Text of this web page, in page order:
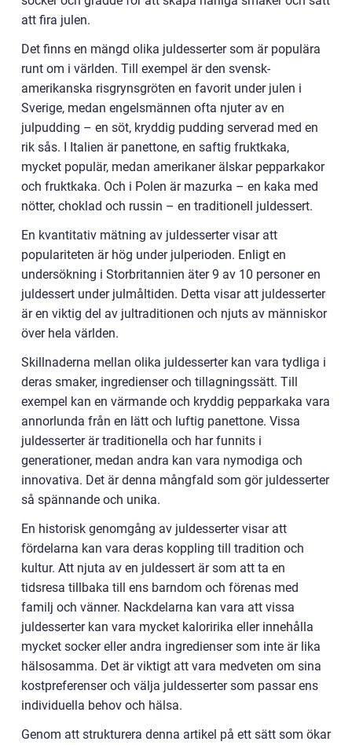
att fira julen.
Det finns en mängd olika juldesserter som är populära
runt om i världen. Till exempel är den svensk-
amerikanska risgrynsgröten en favorit under julen i
Sverige, medan engelsmännen ofta njuter av en
julpudding – en söt, kryddig pudding serverad med en
rik sås. I Italien är panettone, en saftig fruktkaka,
mycket populär, medan amerikaner älskar pepparkakor
och fruktkaka. Och i Polen är mazurka – en kaka med
nötter, choklad och russin – en traditionell juldessert.
En kvantitativ mätning av juldesserter visar att
populariteten är hög under julperioden. Enligt en
undersökning i Storbritannien äter 9 av 10 personer en
juldessert under julmåltiden. Detta visar att juldesserter
är en viktig del av jultraditionen och njuts av människor
över hela världen.
Skillnaderna mellan olika juldesserter kan vara tydliga i
deras smaker, ingredienser och tillagningssätt. Till
exempel kan en värmande och kryddig pepparkaka vara
annorlunda från en lätt och luftig panettone. Vissa
juldesserter är traditionella och har funnits i
generationer, medan andra kan vara nymodiga och
innovativa. Det är denna mångfald som gör juldesserter
så spännande och unika.
En historisk genomgång av juldesserter visar att
fördelarna kan vara deras koppling till tradition och
kultur. Att njuta av en juldessert är som att ta en
tidsresa tillbaka till ens barndom och förenas med
familj och vänner. Nackdelarna kan vara att vissa
juldesserter kan vara mycket kaloririka eller innehålla
mycket socker eller andra ingredienser som inte är lika
hälsosamma. Det är viktigt att vara medveten om sina
kostpreferenser och välja juldesserter som passar ens
individuella behov och hälsa.
Genom att strukturera denna artikel på ett sätt som ökar